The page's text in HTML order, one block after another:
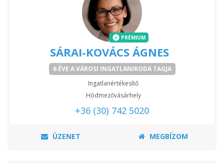
PRÉMIUM
SÁRAI-KOVÁCS ÁGNES
6 ÉVE A VÁROSI INGATLANIRODA TAGJA
Ingatlanértékesítő
Hódmezővásárhely
+36 (30) 742 5020
ÜZENET MEGBÍZOM